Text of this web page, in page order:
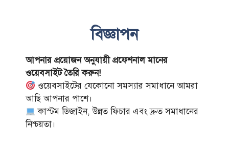
বিজ্ঞাপন
আপনার প্রয়োজন অনুযায়ী প্রফেশনাল মানের
ওয়েবসাইট তৈরি করুন!
ওয়েবসাইটের যেকোনো সমস্যার সমাধানে আমরা
আছি আপনার পাশে।
কাস্টম ডিজাইন, উন্নত ফিচার এবং দ্রুত সমাধানের
নিশ্চয়তা।